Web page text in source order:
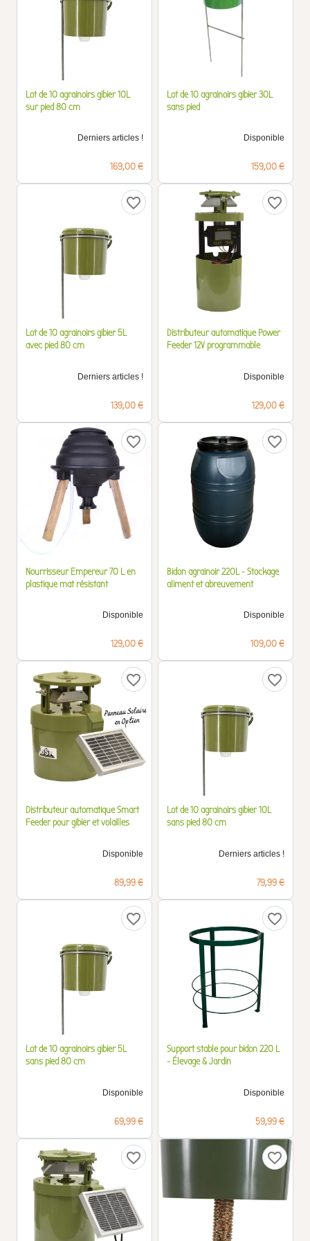
Lot de 10 agrainoirs gibier 10L
sur pied 80 cm
Derniers articles !
Prix
169,00 €
Lot de 10 agrainoirs gibier 30L
sans pied
Disponible
Prix
159,00 €
favorite_border
Lot de 10 agrainoirs gibier 5L
avec pied 80 cm
Derniers articles !
Prix
139,00 €
favorite_border
Distributeur automatique Power
Feeder 12V programmable
Disponible
Prix
129,00 €
favorite_border
Nourrisseur Empereur 70 L en
plastique mat résistant
Disponible
Prix
129,00 €
favorite_border
Bidon agrainoir 220L - Stockage
aliment et abreuvement
Disponible
Prix
109,00 €
favorite_border
Distributeur automatique Smart
Feeder pour gibier et volailles
Disponible
Prix
89,99 €
favorite_border
Lot de 10 agrainoirs gibier 10L
sans pied 80 cm
Derniers articles !
Prix
79,99 €
favorite_border
Lot de 10 agrainoirs gibier 5L
sans pied 80 cm
Disponible
Prix
69,99 €
favorite_border
Support stable pour bidon 220 L
- Élevage & Jardin
Disponible
Prix
59,99 €
favorite_border favorite_border